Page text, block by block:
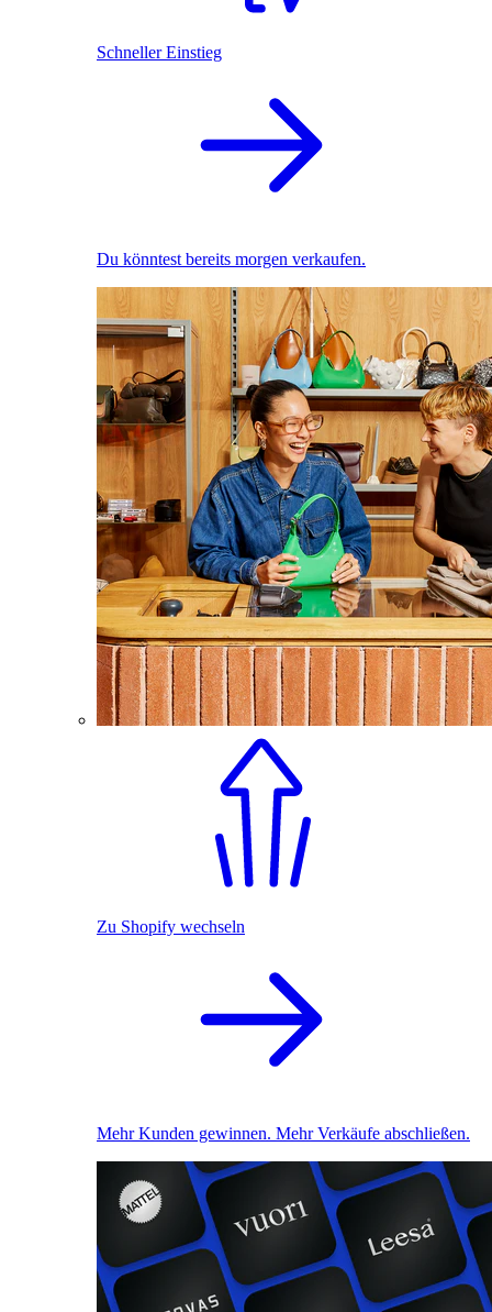
Schneller Einstieg
Du könntest bereits morgen verkaufen.
Zu Shopify wechseln
Mehr Kunden gewinnen. Mehr Verkäufe abschließen.